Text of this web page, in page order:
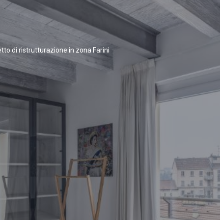
di ristrutturazione in zona Farini